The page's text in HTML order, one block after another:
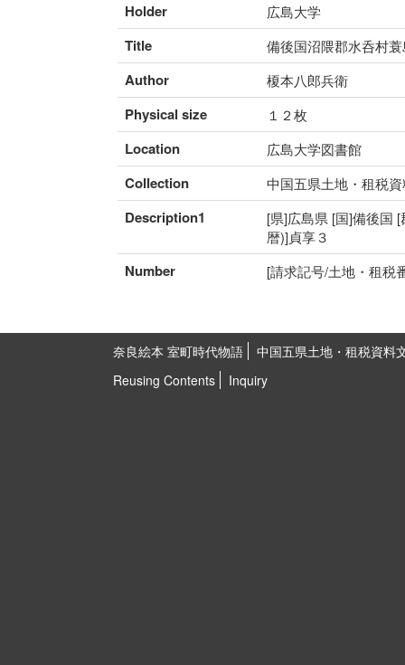
Holder 広島大学
Title 備後国沼隈郡水呑村
Author 榎本八郎兵衛
Physical size １２枚
Location 広島大学図書館
Collection 中国五県土地・租税
Description1
[県]広島県 [国]備後国
暦)]貞享３
Number [請求記号/土地・租税
奈良絵本 室町時代物語
中国五県土地・租税資料
Reusing Contents
Inquiry